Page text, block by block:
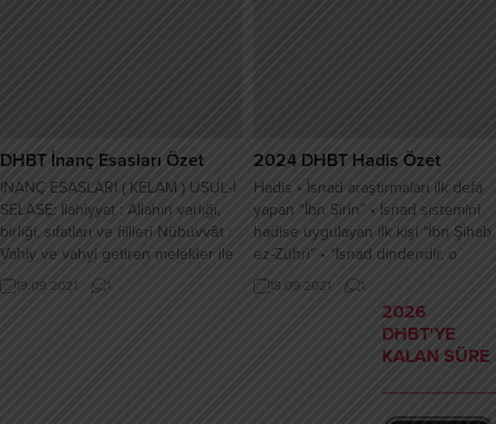
DHBT İnanç Esasları Özet
İNANÇ ESASLARI ( KELAM ) USUL-İ
SELASE: İlahiyyat : Allahın varlığı,
birliği, sıfatları ve fiilleri Nübüvvât :
Vahiy ve vahyi getiren melekler ile
bütün meleklere iman ve vahyin
birleşip yazıldığı kitap ile tüm ilahi
19.09.2021 1
2024 DHBT Hadis Özet
Hadis • İsnad araştırmaları ilk defa
yapan “İbn Sirin” • İsnad sistemini
hadise uygulayan ilk kişi “İbn Şihab
ez-Zühri” • “İsnad dindendir, o
olmasaydı isteyen istediğini
söylerdi”diyen: Abdullah bin
Mübarek • Günümüze gelmiş en
eski Hadis Mecmuası: Ebu
Hureyre’nin yazdırdığı 138 hadisi
derleyen Hemmam b. Münebbih’in
18.09.2021 1
2026
DHBT'YE
KALAN SÜRE